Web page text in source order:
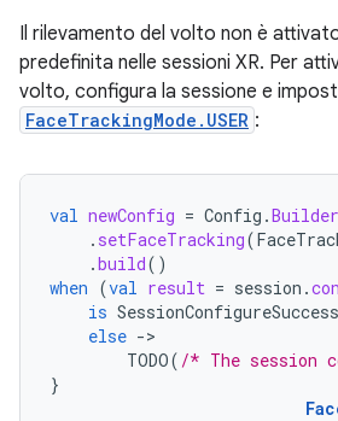
Il rilevamento del volto non è
predefinita nelle sessioni XR. Per
volto, configura la sessione e
FaceTrackingMode.USER :
val newConfig = Config .Builder
. setFaceTracking(
.build()
when (val result = session .
is SessionConfigureSuccess
else -
TODO( /* The session
}